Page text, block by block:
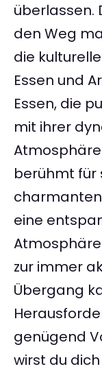
überlassen.
den Weg
die
Essen und
Essen, die
mit ihrer
berühmt für
eine
zur immer
Übergang
genügend
wirst du